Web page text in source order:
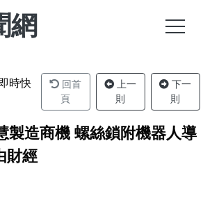
網
即時快
回首
頁
上一
則
下一
則
製造商機 螺絲鎖附機器人導
財經